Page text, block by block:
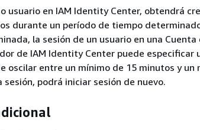
usuario en IAM Identity Center, obtendrá
durante un período de tiempo
la sesión de un usuario en una Cuenta
de IAM Identity Center puede especificar
oscilar entre un mínimo de 15 minutos y un
sesión, podrá iniciar sesión de nuevo.